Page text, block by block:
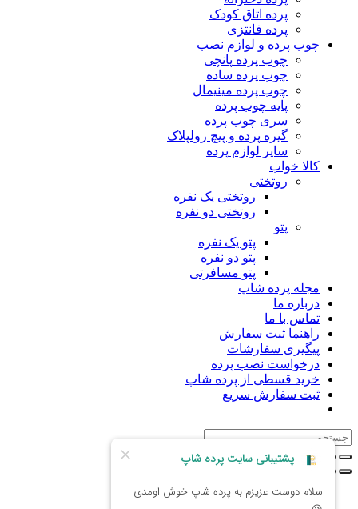
پرده اتاق کودک
پرده فانتزی
چوب پرده و لوازم نصب
چوب پرده پانچی
چوب پرده ساده
چوب پرده مینیمال
پایه چوب پرده
سری چوب پرده
گیره پرده و پیچ رولپلاک
سایر لوازم پرده
کالا خواب
روتختی
روتختی یک نفره
روتختی دو نفره
پتو
پتو یک نفره
پتو دو نفره
پتو مسافرتی
مجله پرده شاپ
درباره ما
تماس با ما
راهنما ثبت سفارش
پیگیری سفارشات
درخواست نصب پرده
خرید قسطی از پرده شاپ
ثبت سفارش سریع